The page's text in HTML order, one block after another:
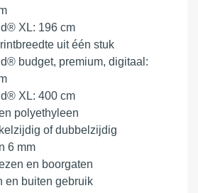
XL: 196 cm
uit één stuk
budget, premium, digitaal:
XL: 400 cm
polyethyleen
of dubbelzijdig
6 mm
en boorgaten
en buiten gebruik